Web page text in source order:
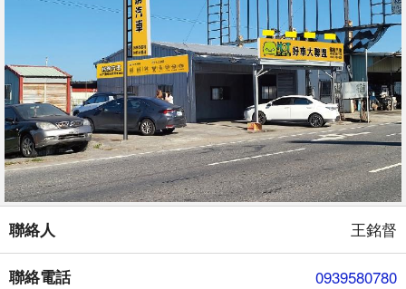
聯絡人 王銘督
聯絡電話 0939580780